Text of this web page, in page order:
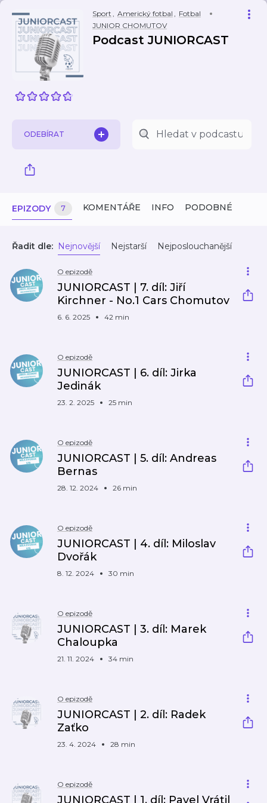
Sport , Americký fotbal , Fotbal
JUNIOR CHOMUTOV
Podcast JUNIORCAST
ODEBÍRAT
EPIZODY 7 KOMENTÁŘE INFO PODOBNÉ
Řadit dle: Nejnovější Nejstarší Nejposlouchanější
O epizodě
JUNIORCAST | 7. díl: Jiří
Kirchner - No.1 Cars Chomutov
6. 6. 2025 42 min
O epizodě
JUNIORCAST | 6. díl: Jirka
Jedinák
23. 2. 2025 25 min
O epizodě
JUNIORCAST | 5. díl: Andreas
Bernas
28. 12. 2024 26 min
O epizodě
JUNIORCAST | 4. díl: Miloslav
Dvořák
8. 12. 2024 30 min
O epizodě
JUNIORCAST | 3. díl: Marek
Chaloupka
21. 11. 2024 34 min
O epizodě
JUNIORCAST | 2. díl: Radek
Zaťko
23. 4. 2024 28 min
O epizodě
JUNIORCAST | 1. díl: Pavel Vrátil